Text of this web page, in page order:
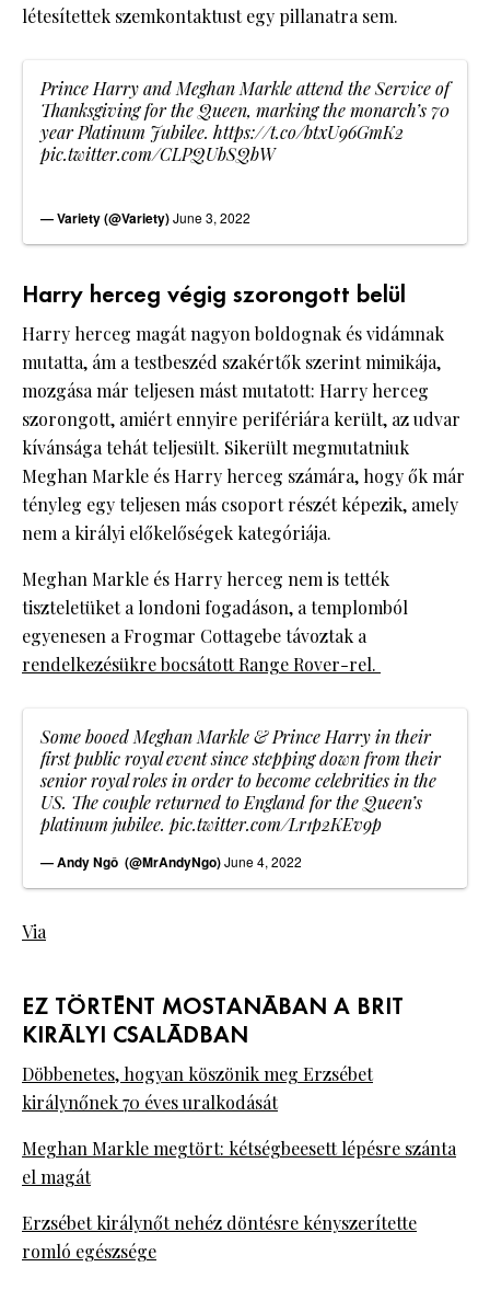
létesítettek szemkontaktust egy pillanatra sem.
Prince Harry and Meghan Markle attend the Service of
Thanksgiving for the Queen, marking the monarch’s 70
year Platinum Jubilee. https://t.co/btxU96GmK2
pic.twitter.com/CLPQUbSQbW
— Variety (@Variety)June 3, 2022
Harry herceg végig szorongott belül
Harry herceg magát nagyon boldognak és vidámnak
mutatta, ám a testbeszéd szakértők szerint mimikája,
mozgása már teljesen mást mutatott: Harry herceg
szorongott, amiért ennyire perifériára került, az udvar
kívánsága tehát teljesült. Sikerült megmutatniuk
Meghan Markle és Harry herceg számára, hogy ők már
tényleg egy teljesen más csoport részét képezik, amely
nem a királyi előkelőségek kategóriája.
Meghan Markle és Harry herceg nem is tették
tiszteletüket a londoni fogadáson, a templomból
egyenesen a Frogmar Cottagebe távoztak a
rendelkezésükre bocsátott Range Rover-rel.
Some booed Meghan Markle & Prince Harry in their
first public royal event since stepping down from their
senior royal roles in order to become celebrities in the
US. The couple returned to England for the Queen’s
platinum jubilee. pic.twitter.com/Lr1p2KEv9p
— Andy Ngô ️‍ (@MrAndyNgo)June 4, 2022
Via
EZ TÖRTÉNT MOSTANÁBAN A BRIT
KIRÁLYI CSALÁDBAN
Döbbenetes, hogyan köszönik meg Erzsébet
királynőnek 70 éves uralkodását
Meghan Markle megtört: kétségbeesett lépésre szánta
el magát
Erzsébet királynőt nehéz döntésre kényszerítette
romló egészsége